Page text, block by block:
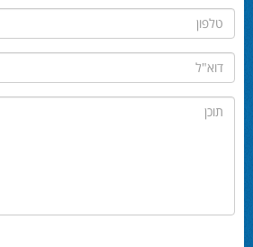
טלפון
דוא"ל
תוכן